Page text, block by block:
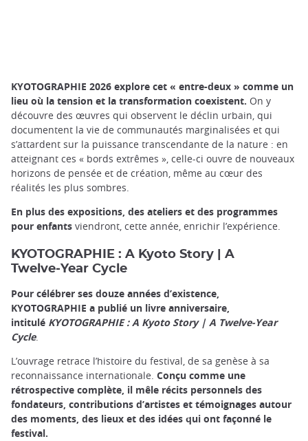
KYOTOGRAPHIE 2026 explore cet « entre-deux » comme un
lieu où la tension et la transformation coexistent. On y
découvre des œuvres qui observent le déclin urbain, qui
documentent la vie de communautés marginalisées et qui
s’attardent sur la puissance transcendante de la nature : en
atteignant ces « bords extrêmes », celle-ci ouvre de nouveaux
horizons de pensée et de création, même au cœur des
réalités les plus sombres.
En plus des expositions, des ateliers et des programmes
pour enfants viendront, cette année, enrichir l’expérience.
KYOTOGRAPHIE : A Kyoto Story | A
Twelve‑Year Cycle
Pour célébrer ses douze années d’existence,
KYOTOGRAPHIE a publié un livre anniversaire,
intitulé KYOTOGRAPHIE : A Kyoto Story | A Twelve‑Year
Cycle.
L’ouvrage retrace l’histoire du festival, de sa genèse à sa
reconnaissance internationale. Conçu comme une
rétrospective complète, il mêle récits personnels des
fondateurs, contributions d’artistes et témoignages autour
des moments, des lieux et des idées qui ont façonné le
festival.